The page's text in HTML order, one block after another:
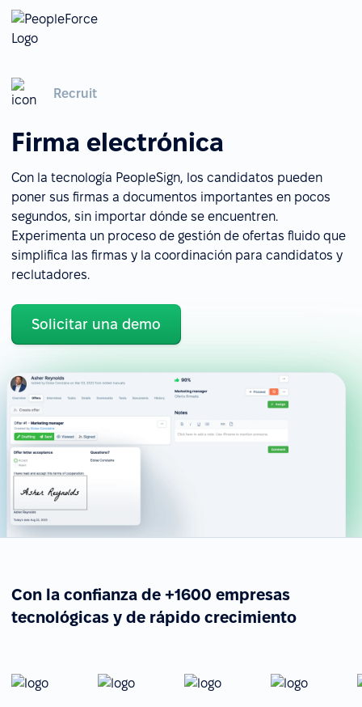
Recruit
Firma electrónica
Con la tecnología PeopleSign, los candidatos pueden
poner sus firmas a documentos importantes en pocos
segundos, sin importar dónde se encuentren.
Experimenta un proceso de gestión de ofertas fluido que
simplifica las firmas y la coordinación para candidatos y
reclutadores.
Solicitar una demo
Con la confianza de +1600 empresas
tecnológicas y de rápido crecimiento